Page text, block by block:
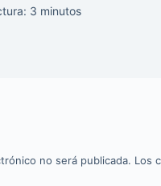
3 minutos
no será publicada. Los